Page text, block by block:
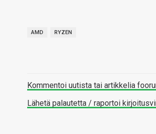
AMD RYZEN
Kommentoi uutista tai artikkelia
Lähetä palautetta / raportoi